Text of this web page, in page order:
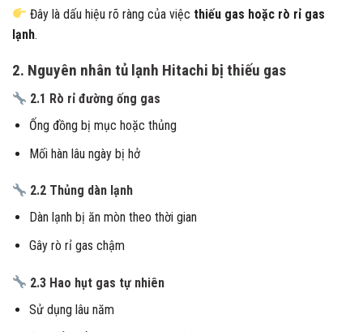
Đây là dấu hiệu rõ ràng của việc thiếu gas hoặc rò rỉ gas
lạnh.
2. Nguyên nhân tủ lạnh Hitachi bị thiếu gas
2.1 Rò rỉ đường ống gas
Ống đồng bị mục hoặc thủng
Mối hàn lâu ngày bị hở
2.2 Thủng dàn lạnh
Dàn lạnh bị ăn mòn theo thời gian
Gây rò rỉ gas chậm
2.3 Hao hụt gas tự nhiên
Sử dụng lâu năm